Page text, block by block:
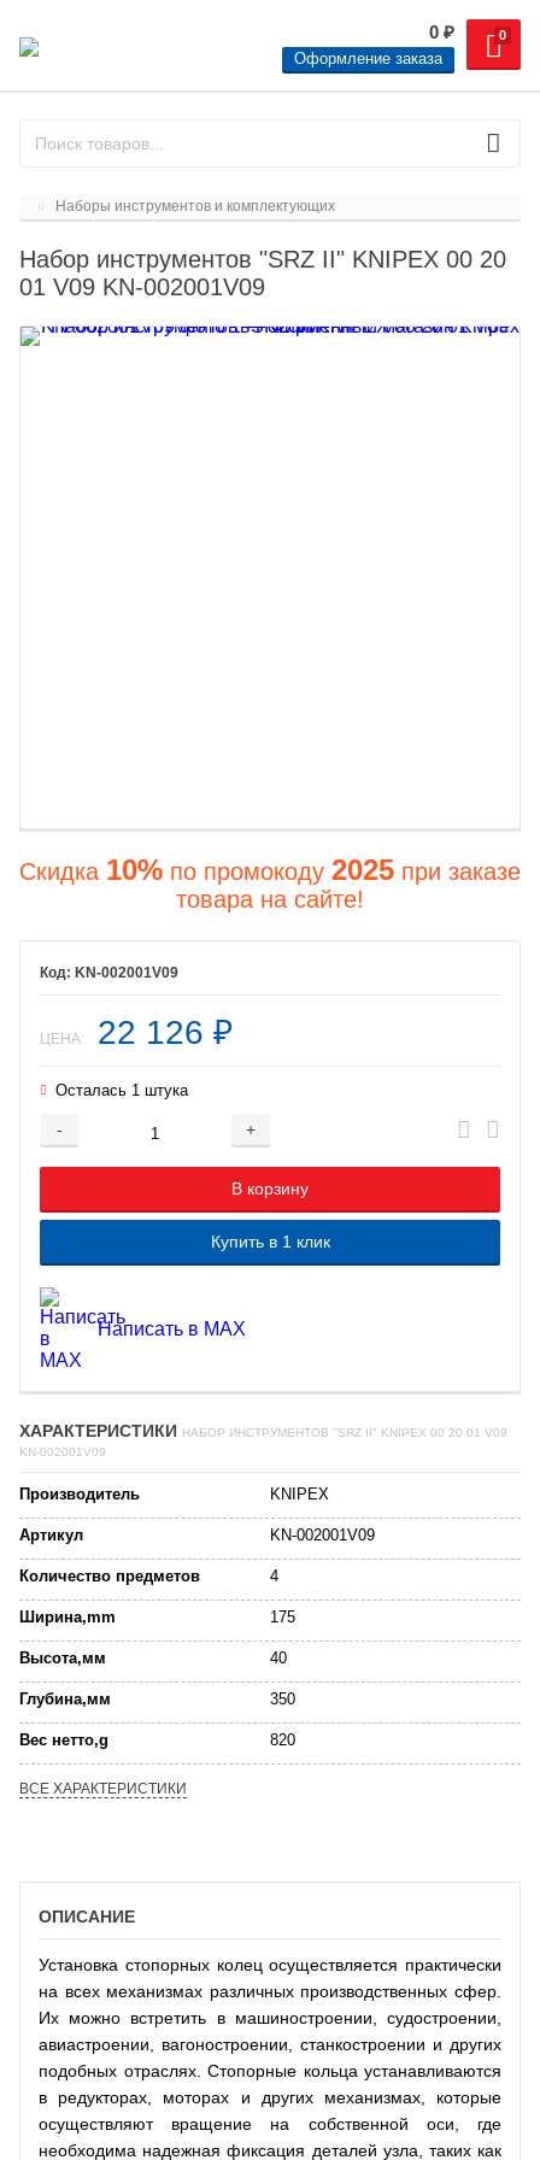
0
0 ₽
Оформление заказа
Наборы инструментов и комплектующих
Набор инструментов "SRZ II" KNIPEX 00 20
01 V09 KN-002001V09
Скидка 10% по промокоду 2025 при заказе
товара на сайте!
KN-002001V09
ЦЕНА: 22 126 ₽
Осталась 1 штука
- +
Добавляется...
В корзину
Добавлен
Купить в 1 клик
Написать в MAX
ХАРАКТЕРИСТИКИ НАБОР ИНСТРУМЕНТОВ "SRZ II" KNIPEX 00 20 01 V09
KN-002001V09
Производитель KNIPEX
Артикул KN-002001V09
Количество предметов 4
Ширина,mm 175
Высота,мм 40
Глубина,мм 350
Вес нетто,g 820
ВСЕ ХАРАКТЕРИСТИКИ
ОПИСАНИЕ
Установка стопорных колец осуществляется практически
на всех механизмах различных производственных сфер.
Их можно встретить в машиностроении, судостроении,
авиастроении, вагоностроении, станкостроении и других
подобных отраслях. Стопорные кольца устанавливаются
в редукторах, моторах и других механизмах, которые
осуществляют вращение на собственной оси, где
необходима надежная фиксация деталей узла, таких как